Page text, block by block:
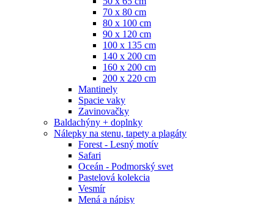
70 x 80 cm
80 x 100 cm
90 x 120 cm
100 x 135 cm
140 x 200 cm
160 x 200 cm
200 x 220 cm
Mantinely
Spacie vaky
Zavinovačky
Baldachýny + doplnky
Nálepky na stenu, tapety a plagáty
Forest - Lesný motív
Safari
Oceán - Podmorský svet
Pastelová kolekcia
Vesmír
Mená a nápisy